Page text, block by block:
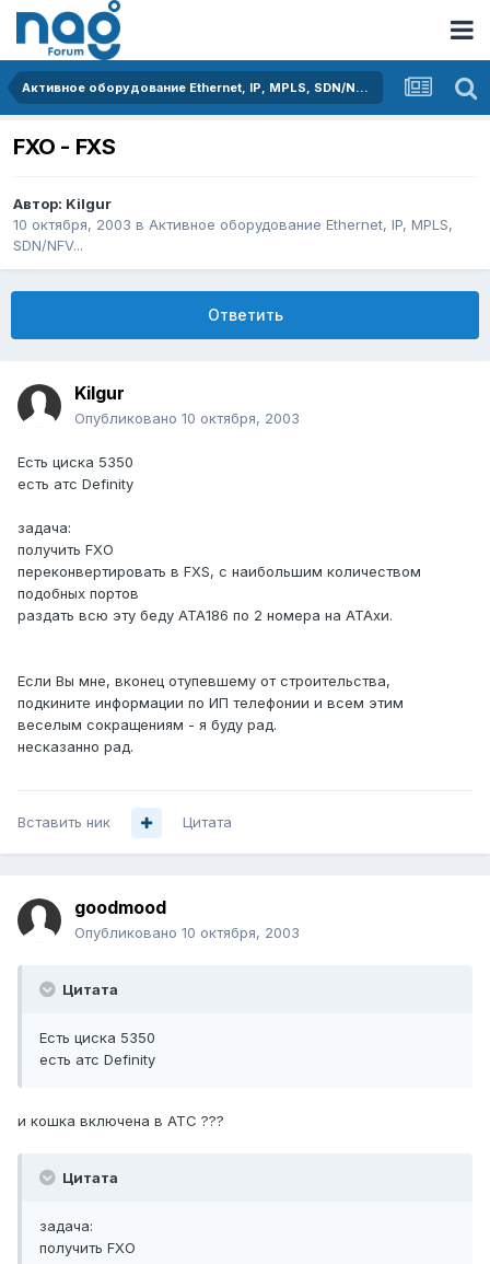
Активное оборудование Ethernet, IP, MPLS, SDN/NFV...
FXO - FXS
Автор: Kilgur
10 октября, 2003 в Активное оборудование Ethernet, IP, MPLS,
SDN/NFV...
Ответить
Kilgur
Опубликовано 10 октября, 2003
Есть циска 5350
есть атс Definity
задача:
получить FXO
переконвертировать в FXS, с наибольшим количеством
подобных портов
раздать всю эту беду ATA186 по 2 номера на ATAхи.
Если Вы мне, вконец отупевшему от строительства,
подкините информации по ИП телефонии и всем этим
веселым сокращениям - я буду рад.
несказанно рад.
Вставить ник Цитата
goodmood
Опубликовано 10 октября, 2003
Цитата
Есть циска 5350
есть атс Definity
и кошка включена в АТС ???
Цитата
задача:
получить FXO